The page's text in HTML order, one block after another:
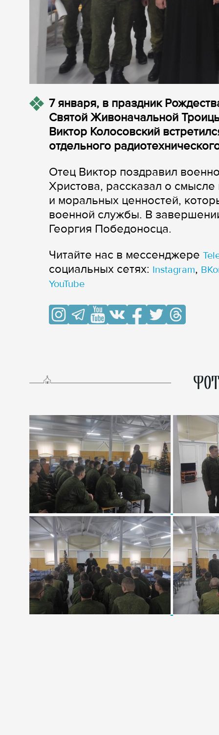
7 января, в праздник
Святой Живоначальной
Виктор Колосовский
отдельного
Отец Виктор поздравил
Христова, рассказал о
и моральных ценностей,
военной службы. В
Георгия Победоносца.
Читайте нас в мессенджере
cоциальных сетях: Instagram,
YouTube